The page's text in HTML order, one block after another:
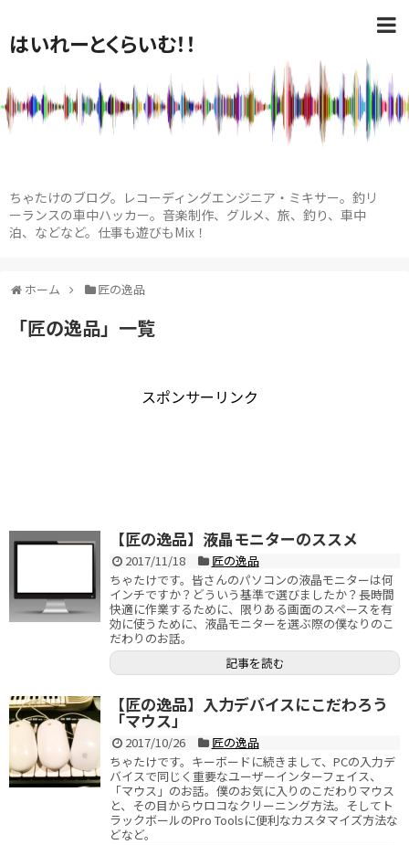
はいれーとくらいむ！！
ちゃたけのブログ。レコーディングエンジニア・ミキサー。釣リ
ーランスの車中ハッカー。音楽制作、グルメ、旅、釣り、車中
泊、などなど。仕事も遊びもMix！
ホーム 匠の逸品
「匠の逸品」 一覧
スポンサーリンク
【匠の逸品】液晶モニターのススメ
2017/11/18
匠の逸品
ちゃたけです。皆さんのパソコンの液晶モニターは何
インチですか？どういう基準で選びましたか？長時間
快適に作業するために、限りある画面のスペースを有
効に使うために、液晶モニターを選ぶ際の僕なりのこ
だわりのお話。
記事を読む
【匠の逸品】入力デバイスにこだわろう
「マウス」
2017/10/26
匠の逸品
ちゃたけです。キーボードに続きまして、PCの入力デ
バイスで同じく重要なユーザーインターフェイス、
「マウス」のお話。僕のお気に入りのこだわりマウス
と、その目からウロコなクリーニング方法。そしてト
ラックボールのPro Toolsに便利なカスタマイズ方法な
どなど。